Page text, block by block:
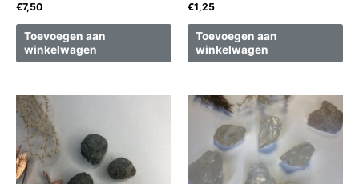
€7,50
Toevoegen aan
winkelwagen
€1,25
Toevoegen aan
winkelwagen